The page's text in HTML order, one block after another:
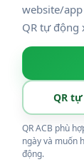
website/
QR tự động
QR
QR ACB phù
ngày và muốn
động.